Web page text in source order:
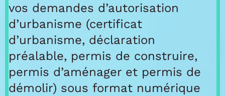
vos demandes d’autorisation
d’urbanisme (certificat
d’urbanisme, déclaration
préalable, permis de construire,
permis d’aménager et permis de
démolir) sous format numérique